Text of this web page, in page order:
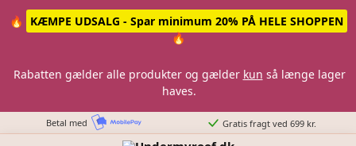
🔥
KÆMPE UDSALG - Spar minimum 20% PÅ HELE SHOPPEN
🔥
Rabatten gælder alle produkter og gælder kun så længe lager
haves.
Betal med Gratis fragt ved 699 kr.